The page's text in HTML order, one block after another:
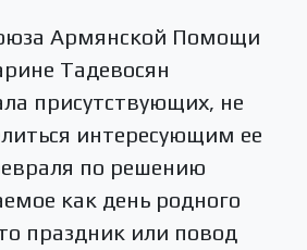
Армянской Помощи
Тадевосян
присутствующих, не
интересующим ее
по решению
как день родного
праздник или повод